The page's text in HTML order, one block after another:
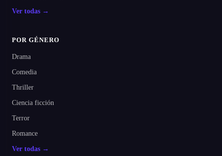
Ver todas →
POR GÉNERO
Drama
Comedia
Thriller
Ciencia ficción
Terror
Romance
Ver todas →